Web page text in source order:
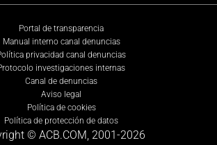
Portal de transparencia
Manual interno canal denuncias
privacidad canal denuncias
investigaciones internas
Canal de denuncias
Aviso legal
Política de cookies
Política de protección de datos
© ACB.COM, 2001-2026